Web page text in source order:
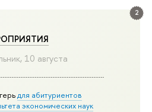
2
10 августа
для абитуриентов
экономических наук